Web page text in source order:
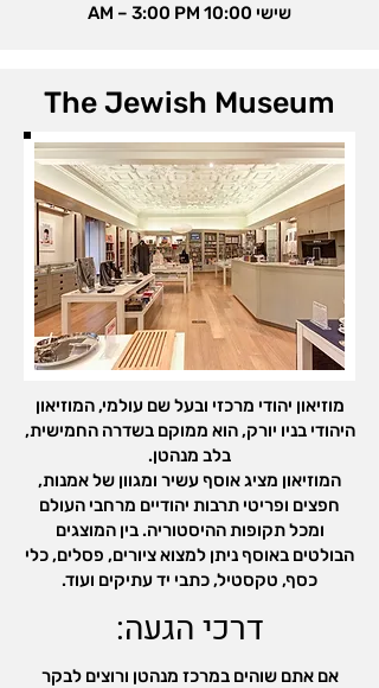
שישי 10:00 AM – 3:00 PM
The Jewish Museum
מוזיאון יהודי מרכזי ובעל שם עולמי, המוזיאון
היהודי בניו יורק, הוא ממוקם בשדרה החמישית,
בלב מנהטן.
המוזיאון מציג אוסף עשיר ומגוון של אמנות,
חפצים ופריטי תרבות יהודיים מרחבי העולם
ומכל תקופות ההיסטוריה. בין המוצגים
הבולטים באוסף ניתן למצוא ציורים, פסלים, כלי
כסף, טקסטיל, כתבי יד עתיקים ועוד.
דרכי הגעה:
אם אתם שוהים במרכז מנהטן ורוצים לבקר